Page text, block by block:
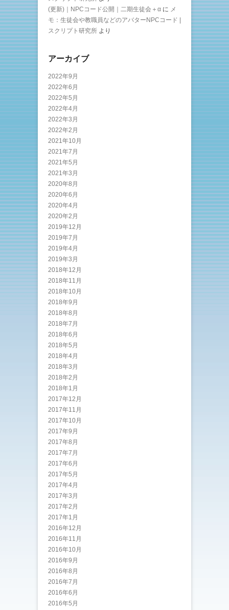
(更新)｜NPCコード公開｜二期生徒会＋α に メ
モ：生徒会や教職員などのアバターNPCコード |
スクリプト研究所 より
アーカイブ
2022年9月
2022年6月
2022年5月
2022年4月
2022年3月
2022年2月
2021年10月
2021年7月
2021年5月
2021年3月
2020年8月
2020年6月
2020年4月
2020年2月
2019年12月
2019年7月
2019年4月
2019年3月
2018年12月
2018年11月
2018年10月
2018年9月
2018年8月
2018年7月
2018年6月
2018年5月
2018年4月
2018年3月
2018年2月
2018年1月
2017年12月
2017年11月
2017年10月
2017年9月
2017年8月
2017年7月
2017年6月
2017年5月
2017年4月
2017年3月
2017年2月
2017年1月
2016年12月
2016年11月
2016年10月
2016年9月
2016年8月
2016年7月
2016年6月
2016年5月